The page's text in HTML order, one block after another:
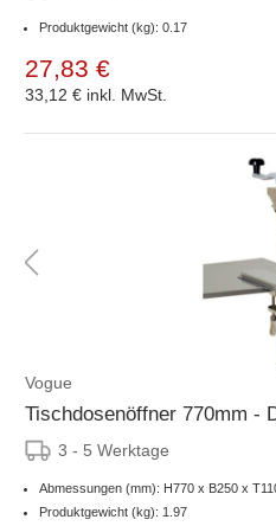
Produktgewicht (kg): 0.17
27,83 €
33,12 € inkl. MwSt.
Vogue
Tischdosenöffner 770mm -
3 - 5 Werktage
Abmessungen (mm): H770 x B250 x
Produktgewicht (kg): 1.97